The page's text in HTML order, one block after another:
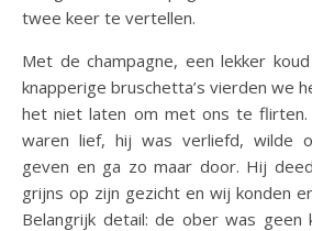
twee keer te vertellen.
Met de champagne, een lekker
knapperige bruschetta’s vierden we
het niet laten om met ons te flirten.
waren lief, hij was verliefd, wilde
geven en ga zo maar door. Hij
grijns op zijn gezicht en wij konden
Belangrijk detail: de ober was geen